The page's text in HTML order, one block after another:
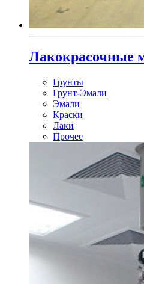
Лакокрасочные
Грунты
Грунт-Эмали
Эмали
Краски
Лаки
Прочее